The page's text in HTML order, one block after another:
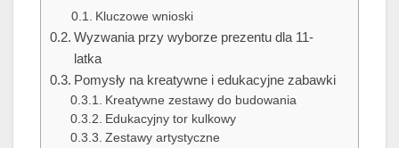
Kluczowe wnioski
Wyzwania przy wyborze prezentu dla 11-
latka
Pomysły na kreatywne i edukacyjne zabawki
Kreatywne zestawy do budowania
Edukacyjny tor kulkowy
Zestawy artystyczne